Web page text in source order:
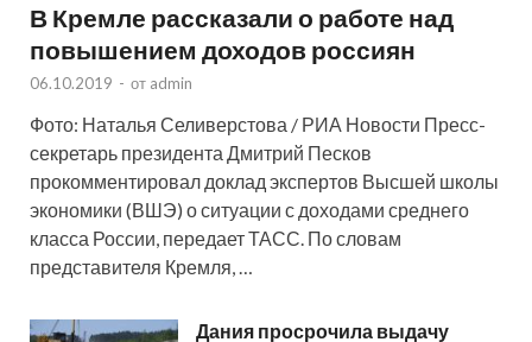
В Кремле рассказали о работе над
повышением доходов россиян
06.10.2019 - от admin
Фото: Наталья Селиверстова / РИА Новости Пресс-
секретарь президента Дмитрий Песков
прокомментировал доклад экспертов Высшей школы
экономики (ВШЭ) о ситуации с доходами среднего
класса России, передает ТАСС. По словам
представителя Кремля, …
Дания просрочила выдачу